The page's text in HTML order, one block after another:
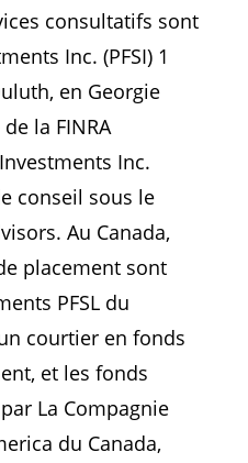
consultatifs sont
Inc. (PFSI) 1
en Georgie
la FINRA
Inc.
conseil sous le
Au Canada,
placement sont
PFSL du
courtier en fonds
et les fonds
La Compagnie
du Canada,